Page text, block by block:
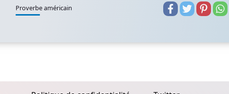
Proverbe américain